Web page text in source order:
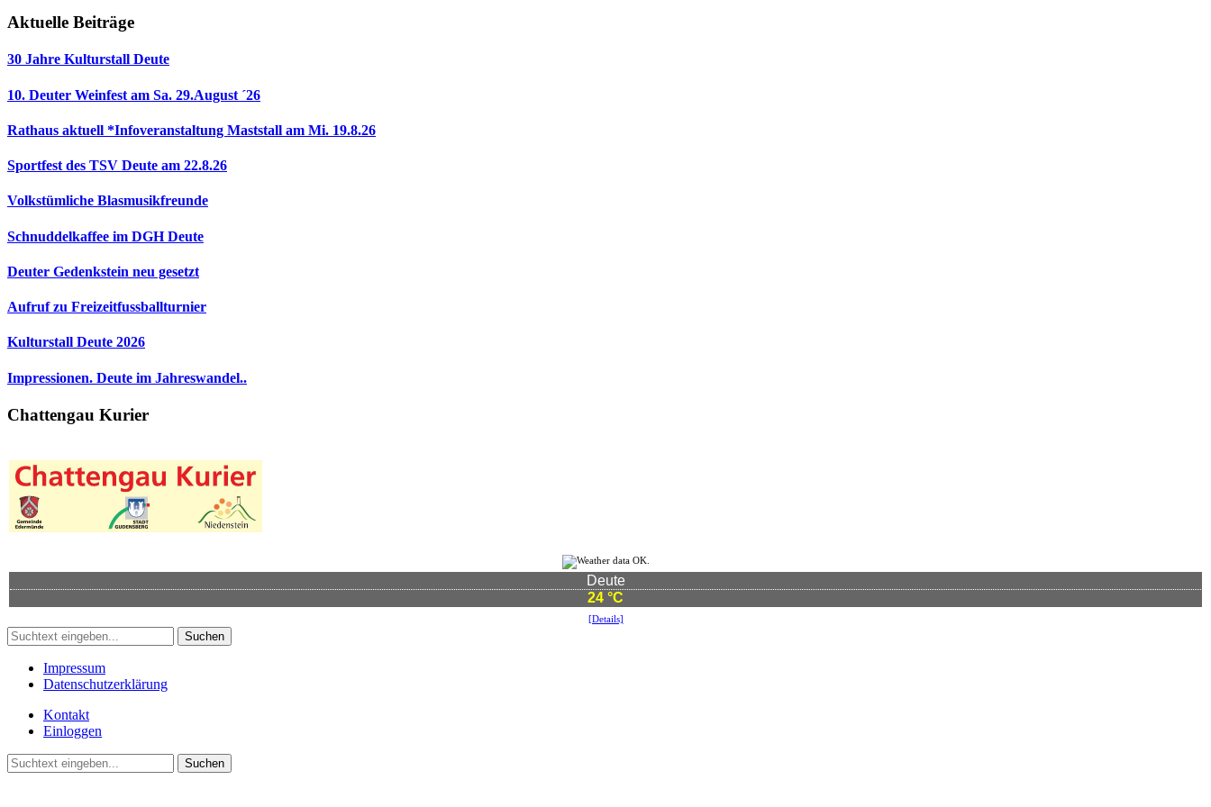
Aktuelle Beiträge
30 Jahre Kulturstall Deute
10. Deuter Weinfest am Sa. 29.August ´26
Rathaus aktuell *Infoveranstaltung Maststall am Mi. 19.8.26
Sportfest des TSV Deute am 22.8.26
Volkstümliche Blasmusikfreunde
Schnuddelkaffee im DGH Deute
Deuter Gedenkstein neu gesetzt
Aufruf zu Freizeitfussballturnier
Kulturstall Deute 2026
Impressionen. Deute im Jahreswandel..
Chattengau Kurier
Deute
24 °C
[Details]
Suchen
Impressum
Datenschutzerklärung
Kontakt
Einloggen
Suchen